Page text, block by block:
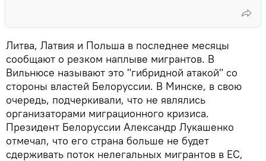
Литва, Латвия и Польша в последнее месяцы
сообщают о резком наплыве мигрантов. В
Вильнюсе называют это "гибридной атакой" со
стороны властей Белоруссии. В Минске, в свою
очередь, подчеркивали, что не являлись
организаторами миграционного кризиса.
Президент Белоруссии Александр Лукашенко
отмечал, что его страна больше не будет
сдерживать поток нелегальных мигрантов в ЕС,